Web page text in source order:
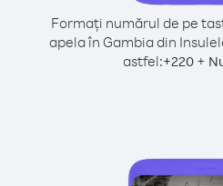
Formați numărul de pe
apela în Gambia din
astfel:+220 +